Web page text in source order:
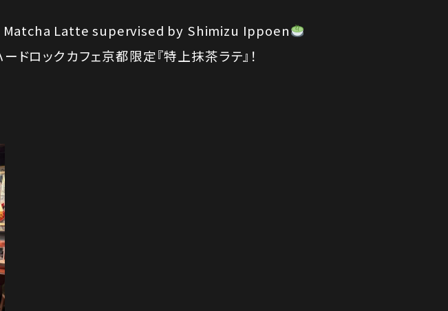
Latte supervised by Shimizu Ippoen
ドロックカフェ京都限定『特上抹茶ラテ』！